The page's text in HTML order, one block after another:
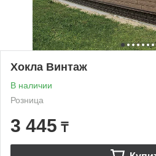
Хокла Винтаж
В наличии
Розница
3 445 ₸